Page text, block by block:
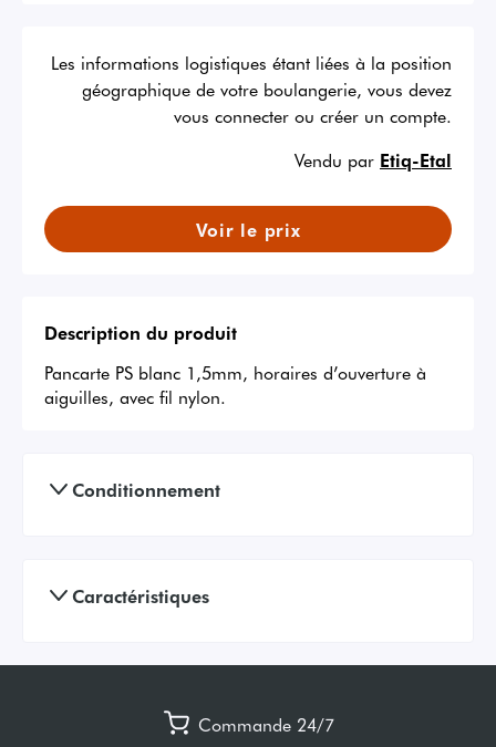
Les informations logistiques étant liées à la position
géographique de votre boulangerie, vous devez
vous connecter ou créer un compte.
Vendu par Etiq-Etal
Voir le prix
Description du produit
Pancarte PS blanc 1,5mm, horaires d’ouverture à
aiguilles, avec fil nylon.
Conditionnement
Caractéristiques
Commande 24/7